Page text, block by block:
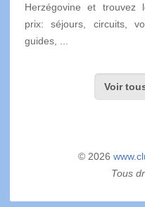
Herzégovine et trouvez
prix: séjours, circuits,
guides, ...
Voir
© 2026
Tous